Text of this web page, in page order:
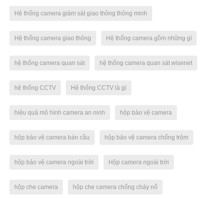
Hệ thống camera giám sát giao thông thông minh
Hệ thống camera giao thông Hệ thống camera gồm những gì
hệ thống camera quan sát hệ thống camera quan sát wisenet
hệ thống CCTV Hệ thống CCTV là gì
hiệu quả mô hình camera an ninh hộp bảo vệ camera
hộp bảo vệ camera bán cầu hộp bảo vệ camera chống trộm
hộp bảo vệ camera ngoài trời Hộp camera ngoài trời
hộp che camera hộp che camera chống cháy nổ